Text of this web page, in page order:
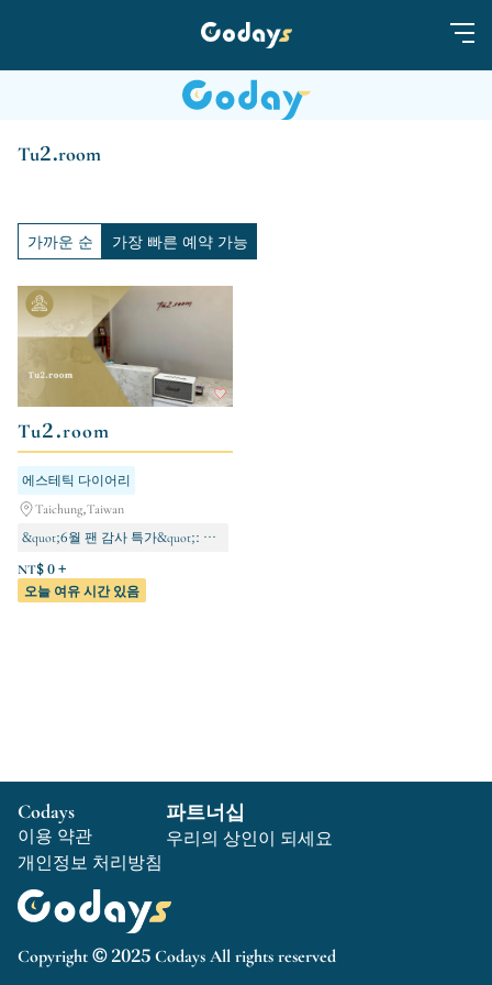
Tu2.room
가까운 순 가장 빠른 예약 가능
Tu2.room
에스테틱 다이어리
Taichung,Taiwan
&quot;6월 팬 감사 특가&quot;: 일부 강좌 최대 50% 할인. 지금 $500 할인!
귀 촛불 정화/자궁 온열 배꼽 촛불
과학 기술 개발
NT$ 0 +
오늘 여유 시간 있음
Copyright © 2025 Codays All rights reserved
Codays
이용 약관
개인정보 처리방침
파트너십
우리의 상인이 되세요